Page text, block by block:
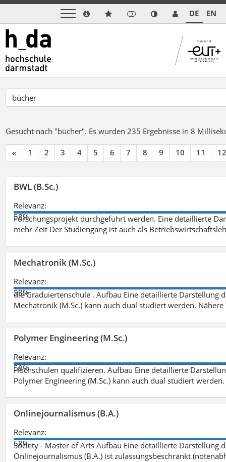
DE EN
Gesucht nach "bücher". Es wurden 235 Ergebnisse in 8
« 1 2 3 4 5 6 7 8 9 10 11 12
BWL (B.Sc.)
Relevanz:
58%
Forschungsprojekt durchgeführt werden. Eine detaillierte
mehr Zeit Der Studiengang ist auch als
Mechatronik (M.Sc.)
Relevanz:
58%
die Graduiertenschule . Aufbau Eine detaillierte Darstellung
Mechatronik (M.Sc.) kann auch dual studiert werden.
Polymer Engineering (M.Sc.)
Relevanz:
58%
Hochschulen qualifizieren. Aufbau Eine detaillierte
Polymer Engineering (M.Sc.) kann auch dual studiert
Onlinejournalismus (B.A.)
Relevanz:
58%
Society - Master of Arts Aufbau Eine detaillierte Darstellung
Onlinejournalismus (B.A.) ist zulassungsbeschränkt